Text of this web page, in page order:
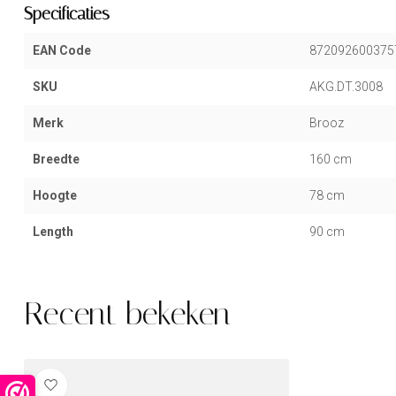
Specificaties
EAN Code
SKU AKG.DT.3008
Merk Brooz
Breedte 160 cm
Hoogte 78 cm
Length 90 cm
Recent bekeken